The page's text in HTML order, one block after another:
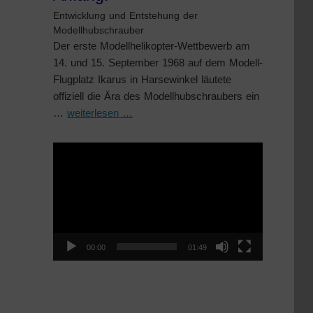
Entwicklung und Entstehung der
Modellhubschrauber
Der erste Modellhelikopter-Wettbewerb am
14. und 15. September 1968 auf dem Modell-
Flugplatz Ikarus in Harsewinkel läutete
offiziell die Ära des Modellhubschraubers ein
… weiterlesen …
00:00 01:49